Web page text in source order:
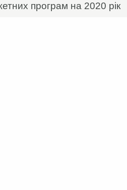
програм на 2020 рік